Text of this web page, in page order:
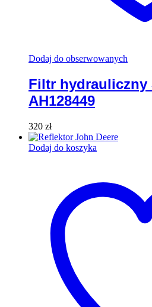
Dodaj do obserwowanych
Filtr hydrauliczny
AH128449
320 zł
Dodaj do koszyka